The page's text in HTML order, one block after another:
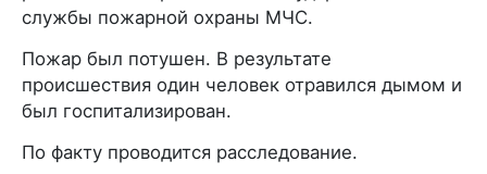
службы пожарной охраны МЧС.
Пожар был потушен. В результате
происшествия один человек отравился дымом и
был госпитализирован.
По факту проводится расследование.